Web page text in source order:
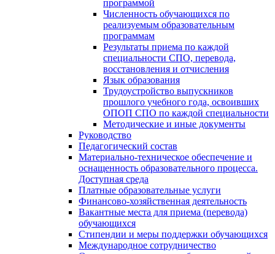
программой
Численность обучающихся по
реализуемым образовательным
программам
Результаты приема по каждой
специальности СПО, перевода,
восстановления и отчисления
Язык образования
Трудоустройство выпускников
прошлого учебного года, освоивших
ОПОП СПО по каждой специальности
Методические и иные документы
Руководство
Педагогический состав
Материально-техническое обеспечение и
оснащенность образовательного процесса.
Доступная среда
Платные образовательные услуги
Финансово-хозяйственная деятельность
Вакантные места для приема (перевода)
обучающихся
Стипендии и меры поддержки обучающихся
Международное сотрудничество